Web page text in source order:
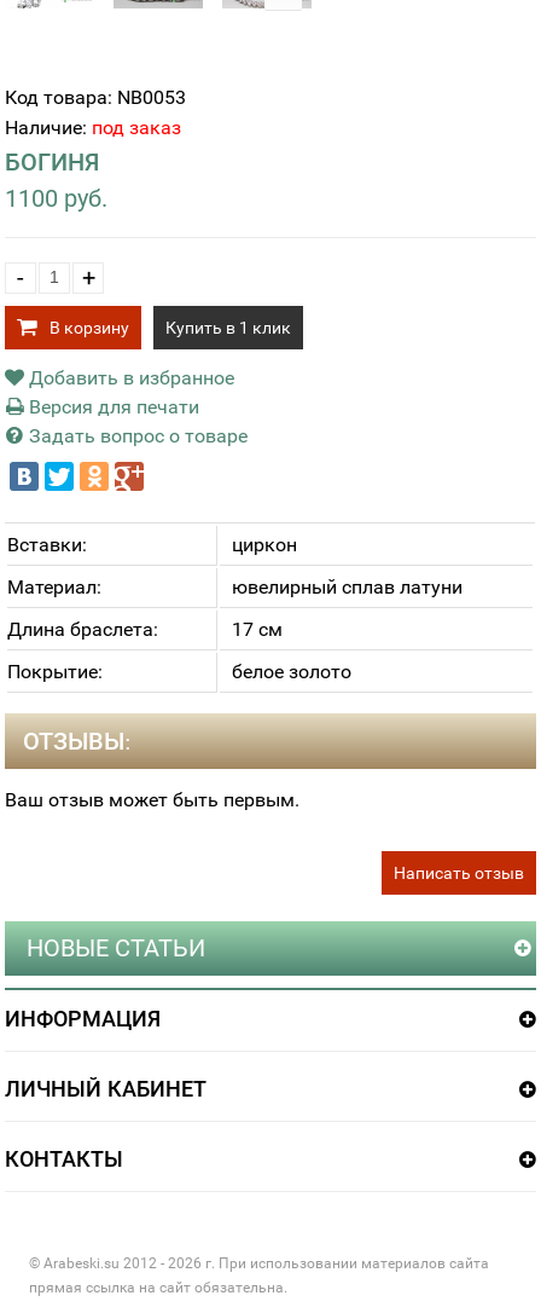
Код товара: NB0053
Наличие: под заказ
БОГИНЯ
1100 руб.
- +
В корзину Купить в 1 клик
Добавить в избранное
Версия для печати
Задать вопрос о товаре
Вставки:
циркон
Материал:
ювелирный сплав латуни
Длина браслета:
17 см
Покрытие:
белое золото
ОТЗЫВЫ:
Ваш отзыв может быть первым.
Написать отзыв
НОВЫЕ СТАТЬИ
ИНФОРМАЦИЯ
ЛИЧНЫЙ КАБИНЕТ
КОНТАКТЫ
© Arabeski.su 2012 - 2026 г. При использовании материалов сайта
прямая ссылка на сайт обязательна.